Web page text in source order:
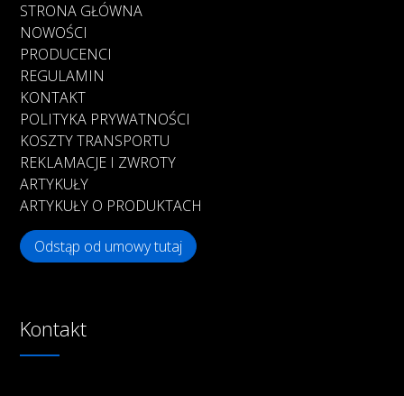
STRONA GŁÓWNA
NOWOŚCI
PRODUCENCI
REGULAMIN
KONTAKT
POLITYKA PRYWATNOŚCI
KOSZTY TRANSPORTU
REKLAMACJE I ZWROTY
ARTYKUŁY
ARTYKUŁY O PRODUKTACH
Odstąp od umowy tutaj
Kontakt